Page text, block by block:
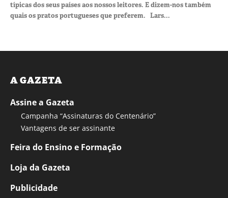
típicas dos seus países aos nossos leitores. E dizem-nos também
quais os pratos portugueses que preferem. Lars...
A GAZETA
Assine a Gazeta
Campanha “Assinaturas do Centenário”
Vantagens de ser assinante
Feira do Ensino e Formação
Loja da Gazeta
Publicidade